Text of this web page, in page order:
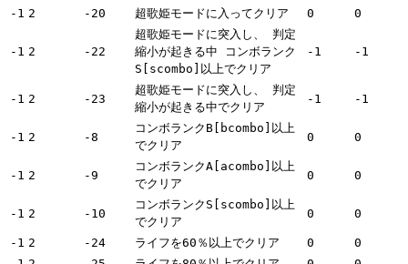
-1 2 -20 超歌姫モードに入ってクリア 0 0
-1 2 -22
超歌姫モードに突入し、 判定
縮小が起きる中 コンボランク
S[scombo]以上でクリア
-1 -1
-1 2 -23
超歌姫モードに突入し、 判定
縮小が起きる中でクリア
-1 -1
-1 2 -8
コンボランクB[bcombo]以上
でクリア
0 0
-1 2 -9
コンボランクA[acombo]以上
でクリア
0 0
-1 2 -10
コンボランクS[scombo]以上
でクリア
0 0
-1 2 -24 ライフを60％以上でクリア 0
0